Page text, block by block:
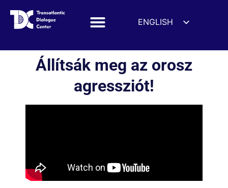
ENGLISH
FRANÇAIS
УКРАЇНСЬКА
简体中文
Állítsák meg az orosz
agressziót!